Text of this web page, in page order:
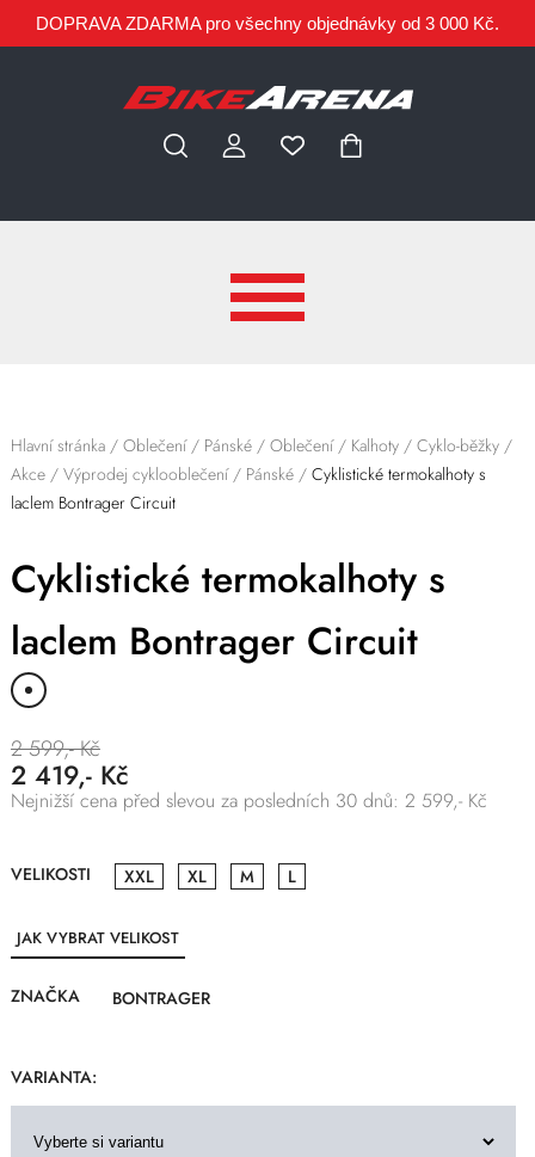
DOPRAVA ZDARMA pro všechny objednávky od 3 000 Kč.
Hlavní stránka/ Oblečení/ Pánské/ Oblečení/ Kalhoty/ Cyklo-běžky/
Akce/ Výprodej cyklooblečení/ Pánské/ Cyklistické termokalhoty s
laclem Bontrager Circuit
Cyklistické termokalhoty s
laclem Bontrager Circuit
2 599,- Kč
2 419,- Kč
Nejnižší cena před slevou za posledních 30 dnů: 2 599,- Kč
VELIKOSTI XXL XL M L
JAK VYBRAT VELIKOST
ZNAČKA BONTRAGER
VARIANTA: